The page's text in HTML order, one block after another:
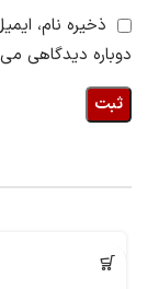
ذخیره نام،
دوباره دیدگاهی